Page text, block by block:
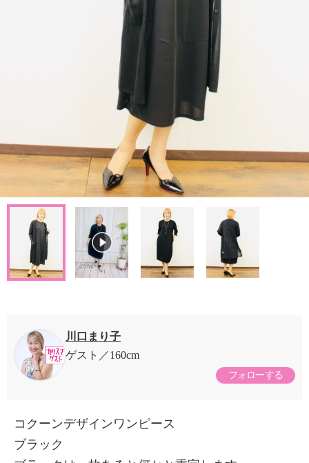
川口まり子
ゲスト
160cm
フォローする
コクーンデザインワンピース
ブラック